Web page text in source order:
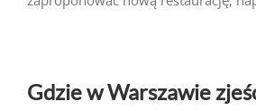
Gdzie w Warszawie